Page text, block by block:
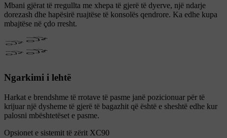
Mbani gjërat të rregullta me xhepa të gjerë të dyerve, një ndarje
dorezash dhe hapësirë ruajtëse të konsolës qendrore. Ka edhe kupa
mbajtëse në çdo rresht.
Ngarkimi i lehtë
Harkat e brendshme të rrotave të pasme janë pozicionuar për të
krijuar një dysheme të gjerë të bagazhit që është e sheshtë edhe kur
palosni mbështetëset e pasme.
Opsionet e sistemit të zërit XC90